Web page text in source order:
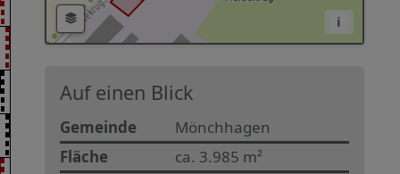
i
Auf einen Blick
Gemeinde
Mönchhagen
Fläche
ca. 3.985 m²